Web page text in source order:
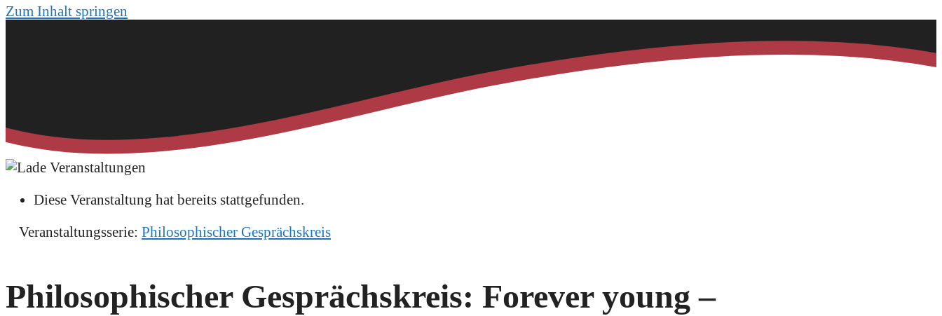
Zum Inhalt springen
Diese Veranstaltung hat bereits stattgefunden.
Veranstaltungsserie: Philosophischer Gesprächskreis
Philosophischer Gesprächskreis: Forever young –